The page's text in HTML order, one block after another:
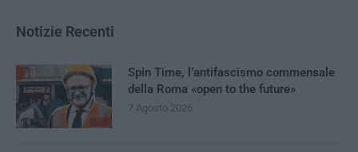
Notizie Recenti
Spin Time, l’antifascismo commensale
della Roma «open to the future»
7 Agosto 2026